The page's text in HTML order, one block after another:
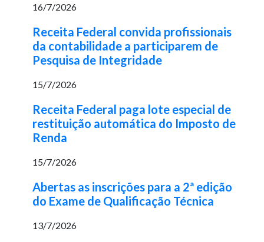
16/7/2026
Receita Federal convida profissionais
da contabilidade a participarem de
Pesquisa de Integridade
15/7/2026
Receita Federal paga lote especial de
restituição automática do Imposto de
Renda
15/7/2026
Abertas as inscrições para a 2ª edição
do Exame de Qualificação Técnica
13/7/2026